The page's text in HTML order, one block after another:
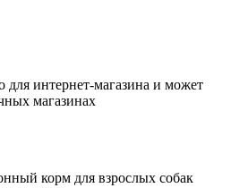
для интернет-магазина и может
магазинах
корм для взрослых собак